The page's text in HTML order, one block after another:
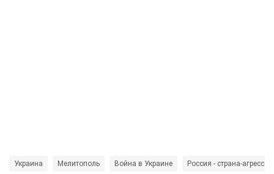
Украина Мелитополь Война в Украине Россия - страна-агрессор